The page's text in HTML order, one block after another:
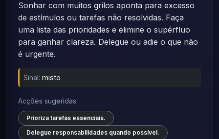
Sonhar com muitos grilos aponta para excesso
de estímulos ou tarefas não resolvidas. Faça
uma lista das prioridades e elimine o supérfluo
para ganhar clareza. Delegue ou adie o que não
é urgente.
Sinal: misto
Acções sugeridas:
Prioriza tarefas essenciais.
Delegue responsabilidades quando possível.